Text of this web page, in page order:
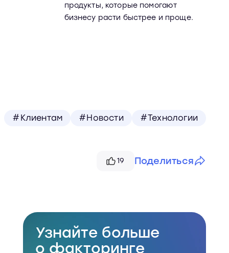
продукты, которые помогают
бизнесу расти быстрее и проще.
#Клиентам #Новости #Технологии
19 Поделиться
VK
Скопировать
Узнайте больше
о факторинге